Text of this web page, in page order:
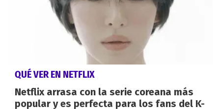
QUÉ VER EN NETFLIX
Netflix arrasa con la serie coreana más
popular y es perfecta para los fans del K-